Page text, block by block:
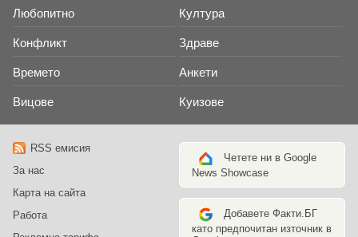
Любопитно Култура
Конфликт Здраве
Времето Анкети
Вицове Куизове
RSS емисия
За нас
Карта на сайта
Работа
Четете ни в Google
News Showcase
Добавете Факти.БГ
като предпочитан източник в